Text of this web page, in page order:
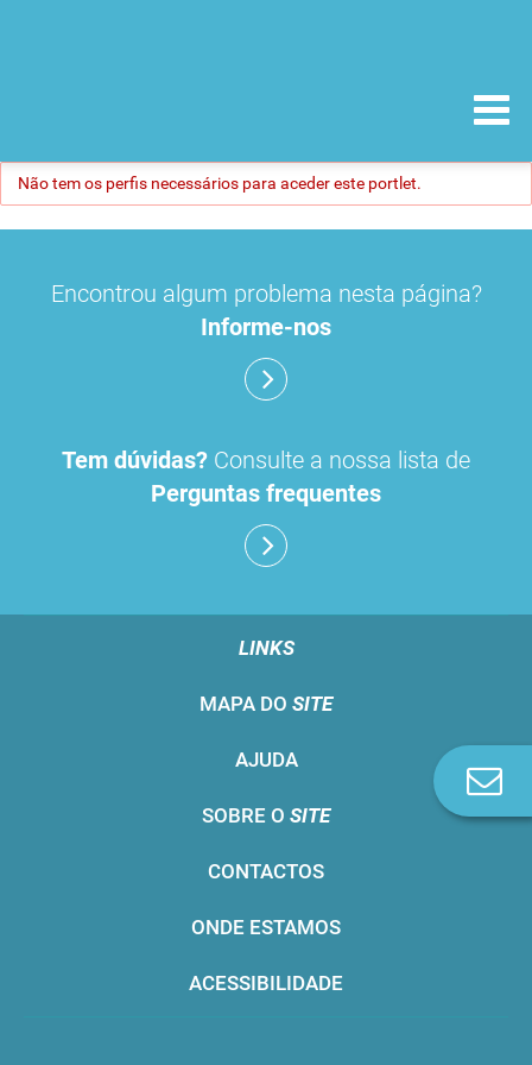
Não tem os perfis necessários para aceder este portlet.
Encontrou algum problema nesta página?
Informe-nos
Tem dúvidas? Consulte a nossa lista de
Perguntas frequentes
LINKS
MAPA DO SITE
AJUDA
SOBRE O SITE
CONTACTOS
ONDE ESTAMOS
ACESSIBILIDADE